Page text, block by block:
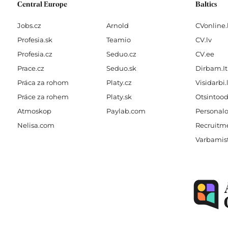
Central Europe
Jobs.cz
Profesia.sk
Profesia.cz
Prace.cz
Práca za rohom
Práce za rohem
Atmoskop
Nelisa.com
Arnold
Teamio
Seduo.cz
Seduo.sk
Platy.cz
Platy.sk
Paylab.com
Baltics
CV.lv
CV.ee
Dirbam.It